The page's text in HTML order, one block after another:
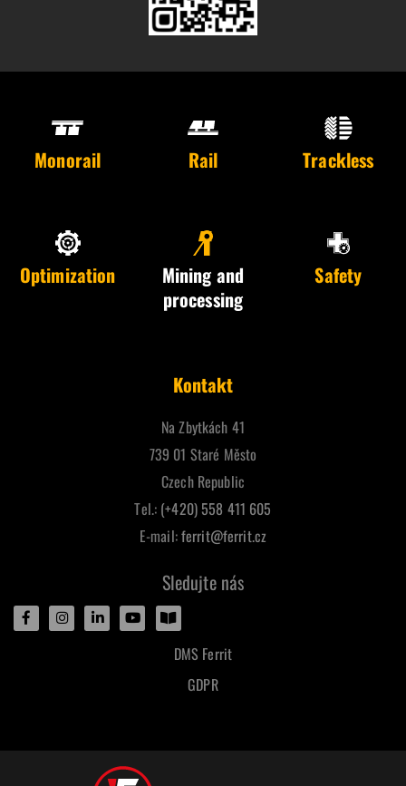
Monorail Rail Trackless
Optimization
Mining and
processing
Safety
Kontakt
Na Zbytkách 41
739 01 Staré Město
Czech Republic
Tel.: (+420) 558 411 605
E-mail:ferrit@ferrit.cz
Sledujte nás
DMS Ferrit
GDPR